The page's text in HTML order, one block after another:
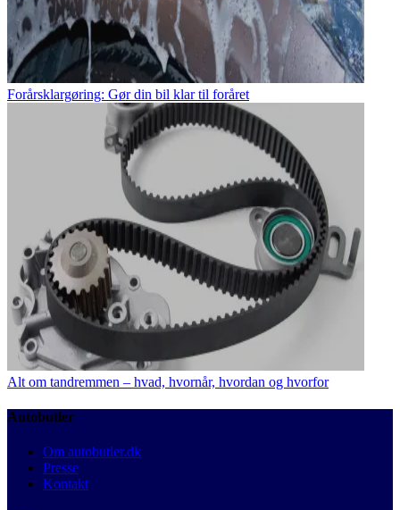
Forårsklargøring: Gør din bil klar til foråret
Alt om tandremmen – hvad, hvornår, hvordan og hvorfor
Autobutler
Om autobutler.dk
Presse
Kontakt